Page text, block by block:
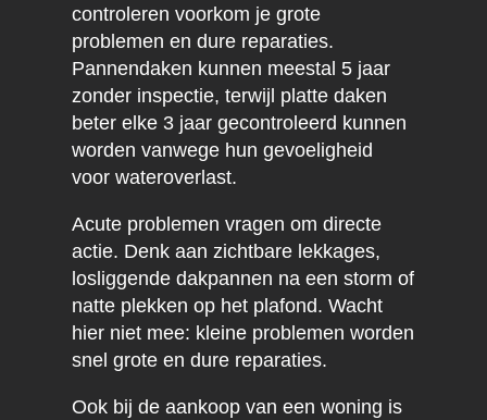
controleren voorkom je grote
problemen en dure reparaties.
Pannendaken kunnen meestal 5 jaar
zonder inspectie, terwijl platte daken
beter elke 3 jaar gecontroleerd kunnen
worden vanwege hun gevoeligheid
voor wateroverlast.
Acute problemen vragen om directe
actie. Denk aan zichtbare lekkages,
losliggende dakpannen na een storm of
natte plekken op het plafond. Wacht
hier niet mee: kleine problemen worden
snel grote en dure reparaties.
Ook bij de aankoop van een woning is